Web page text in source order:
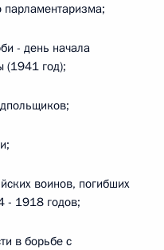
парламентаризма;
- день начала
(1941 год);
воинов, погибших
- 1918 годов;
в борьбе с